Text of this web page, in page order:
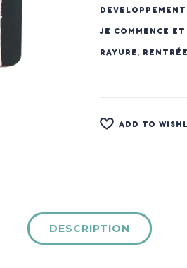
JE COMMENCE
RAYURE, RENTRÉE
ADD TO
DESCRIPTION